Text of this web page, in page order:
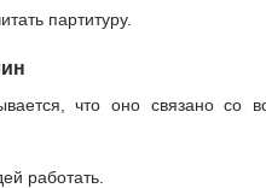
партитуру.
что оно связано со
работать.